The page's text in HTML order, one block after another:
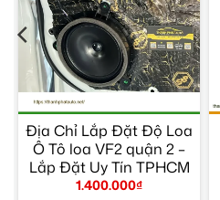
Địa Chỉ Lắp Đặt Độ Loa
Ô Tô loa VF2 quận 2 –
Lắp Đặt Uy Tín TPHCM
1.400.000₫